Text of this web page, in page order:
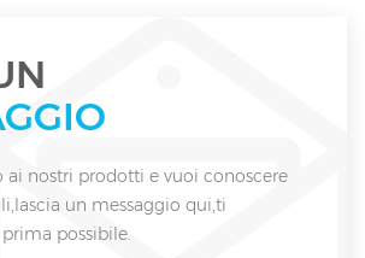
ai nostri prodotti e vuoi conoscere
un messaggio qui,ti
possibile.